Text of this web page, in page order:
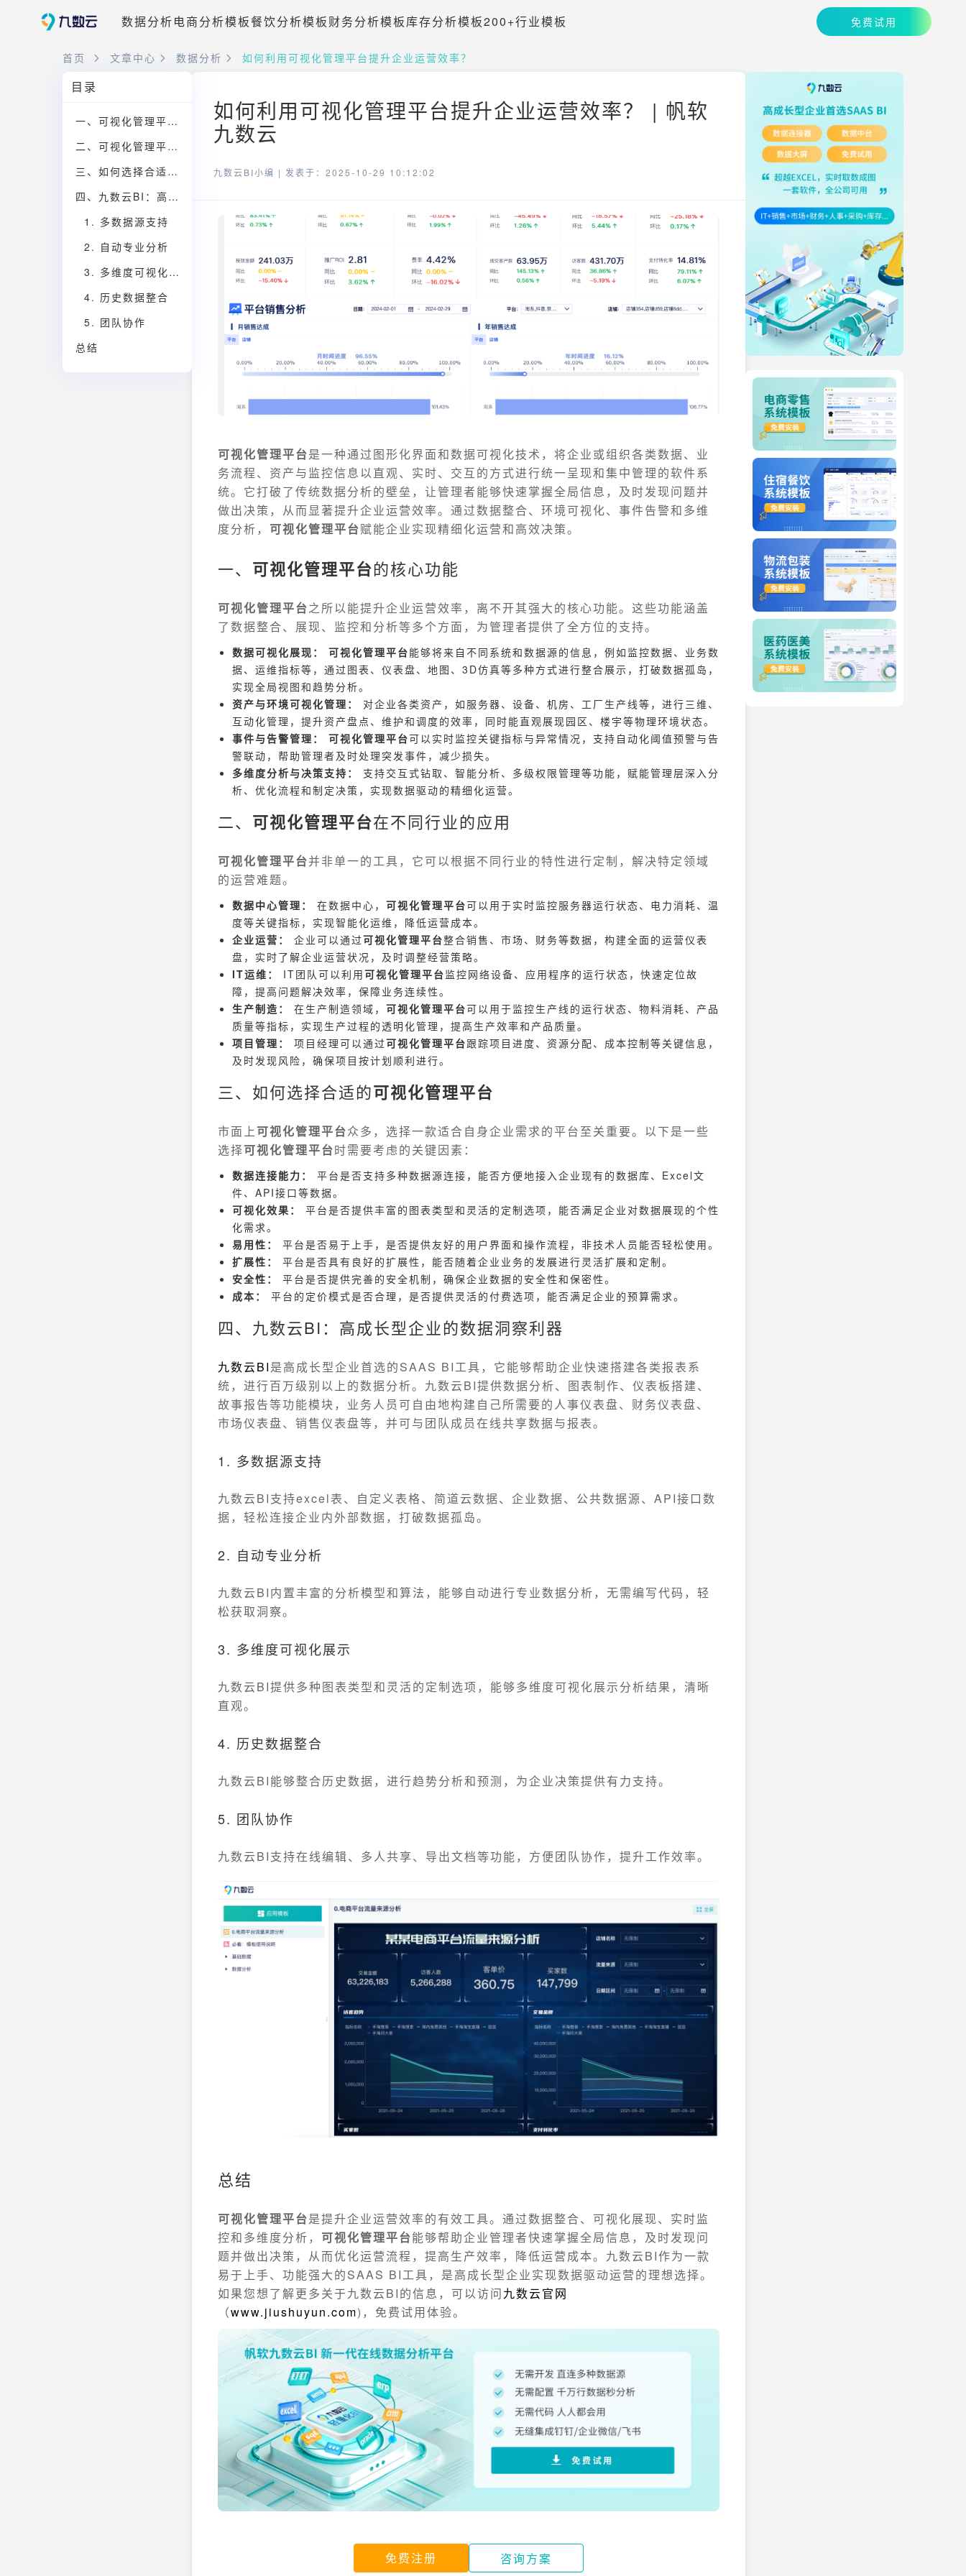
数据分析电商分析模板餐饮分析模板财务分析模板库存分析模板200+行业模板 免费试用
首页 文章中心 数据分析 如何利用可视化管理平台提升企业运营效率？
目录
一、可视化管理平台的核心功能
二、可视化管理平台在不同行业的应用
三、如何选择合适的可视化管理平台
四、九数云BI：高成长型企业的数据洞察利器
1. 多数据源支持
2. 自动专业分析
3. 多维度可视化展示
4. 历史数据整合
5. 团队协作
总结
如何利用可视化管理平台提升企业运营效率？ | 帆软
九数云
九数云BI小编 | 发表于：2025-10-29 10:12:02
可视化管理平台是一种通过图形化界面和数据可视化技术，将企业或组织各类数据、业
务流程、资产与监控信息以直观、实时、交互的方式进行统一呈现和集中管理的软件系
统。它打破了传统数据分析的壁垒，让管理者能够快速掌握全局信息，及时发现问题并
做出决策，从而显著提升企业运营效率。通过数据整合、环境可视化、事件告警和多维
度分析， 可视化管理平台赋能企业实现精细化运营和高效决策。
一、 可视化管理平台的核心功能
可视化管理平台之所以能提升企业运营效率，离不开其强大的核心功能。这些功能涵盖
了数据整合、展现、监控和分析等多个方面，为管理者提供了全方位的支持。
数据可视化展现： 可视化管理平台能够将来自不同系统和数据源的信息，例如监控数据、业务数
据、运维指标等，通过图表、仪表盘、地图、3D仿真等多种方式进行整合展示，打破数据孤岛，
实现全局视图和趋势分析。
资产与环境可视化管理：
对企业各类资产，如服务器、设备、机房、工厂生产线等，进行三维、
互动化管理，提升资产盘点、维护和调度的效率，同时能直观展现园区、楼宇等物理环境状态。
事件与告警管理：
可视化管理平台可以实时监控关键指标与异常情况，支持自动化阈值预警与告
警联动，帮助管理者及时处理突发事件，减少损失。
多维度分析与决策支持：
支持交互式钻取、智能分析、多级权限管理等功能，赋能管理层深入分
析、优化流程和制定决策，实现数据驱动的精细化运营。
二、 可视化管理平台在不同行业的应用
可视化管理平台并非单一的工具，它可以根据不同行业的特性进行定制，解决特定领域
的运营难题。
数据中心管理： 在数据中心， 可视化管理平台可以用于实时监控服务器运行状态、电力消耗、温
度等关键指标，实现智能化运维，降低运营成本。
企业运营：
企业可以通过可视化管理平台整合销售、市场、财务等数据，构建全面的运营仪表
盘，实时了解企业运营状况，及时调整经营策略。
IT运维：
IT团队可以利用可视化管理平台监控网络设备、应用程序的运行状态，快速定位故
障，提高问题解决效率，保障业务连续性。
生产制造：
在生产制造领域， 可视化管理平台可以用于监控生产线的运行状态、物料消耗、产品
质量等指标，实现生产过程的透明化管理，提高生产效率和产品质量。
项目管理：
项目经理可以通过可视化管理平台跟踪项目进度、资源分配、成本控制等关键信息，
及时发现风险，确保项目按计划顺利进行。
三、如何选择合适的可视化管理平台
市面上可视化管理平台众多，选择一款适合自身企业需求的平台至关重要。以下是一些
选择可视化管理平台时需要考虑的关键因素：
数据连接能力：
平台是否支持多种数据源连接，能否方便地接入企业现有的数据库、Excel文
件、API接口等数据。
可视化效果：
平台是否提供丰富的图表类型和灵活的定制选项，能否满足企业对数据展现的个性
化需求。
易用性：
平台是否易于上手，是否提供友好的用户界面和操作流程，非技术人员能否轻松使用。
扩展性：
平台是否具有良好的扩展性，能否随着企业业务的发展进行灵活扩展和定制。
安全性：
平台是否提供完善的安全机制，确保企业数据的安全性和保密性。
成本：
平台的定价模式是否合理，是否提供灵活的付费选项，能否满足企业的预算需求。
四、九数云BI：高成长型企业的数据洞察利器
九数云BI是高成长型企业首选的SAAS BI工具，它能够帮助企业快速搭建各类报表系
统，进行百万级别以上的数据分析。九数云BI提供数据分析、图表制作、仪表板搭建、
故事报告等功能模块，业务人员可自由地构建自己所需要的人事仪表盘、财务仪表盘、
市场仪表盘、销售仪表盘等，并可与团队成员在线共享数据与报表。
1. 多数据源支持
九数云BI支持excel表、自定义表格、简道云数据、企业数据、公共数据源、API接口数
据，轻松连接企业内外部数据，打破数据孤岛。
2. 自动专业分析
九数云BI内置丰富的分析模型和算法，能够自动进行专业数据分析，无需编写代码，轻
松获取洞察。
3. 多维度可视化展示
九数云BI提供多种图表类型和灵活的定制选项，能够多维度可视化展示分析结果，清晰
直观。
4. 历史数据整合
九数云BI能够整合历史数据，进行趋势分析和预测，为企业决策提供有力支持。
5. 团队协作
九数云BI支持在线编辑、多人共享、导出文档等功能，方便团队协作，提升工作效率。
总结
可视化管理平台是提升企业运营效率的有效工具。通过数据整合、可视化展现、实时监
控和多维度分析， 可视化管理平台能够帮助企业管理者快速掌握全局信息，及时发现问
题并做出决策，从而优化运营流程，提高生产效率，降低运营成本。九数云BI作为一款
易于上手、功能强大的SAAS BI工具，是高成长型企业实现数据驱动运营的理想选择。
如果您想了解更多关于九数云BI的信息，可以访问九数云官网
（www.jiushuyun.com)，免费试用体验。
免费注册 咨询方案